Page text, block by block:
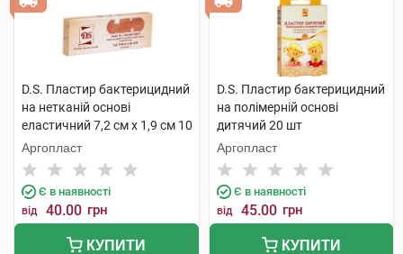
D.S. Пластир бактерицидний
на нетканій основі
еластичний 7,2 см х 1,9 см 10
шт
Аргопласт
Є в наявності
від 40.00 грн
КУПИТИ
D.S. Пластир бактерицидний
на полімерній основі
дитячий 20 шт
Аргопласт
Є в наявності
від 45.00 грн
КУПИТИ